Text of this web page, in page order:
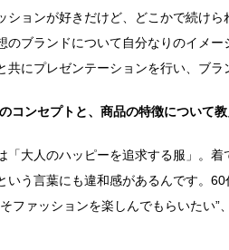
ションが好きだけど、どこかで続け
のブランドについて自分なりのイメ
共にプレゼンテーションを行い、ブラ
コンセプトと、商品の特徴について教
「大人のハッピーを追求する服」。
いう言葉にも違和感があるんです。
ファッションを楽しんでもらいたい